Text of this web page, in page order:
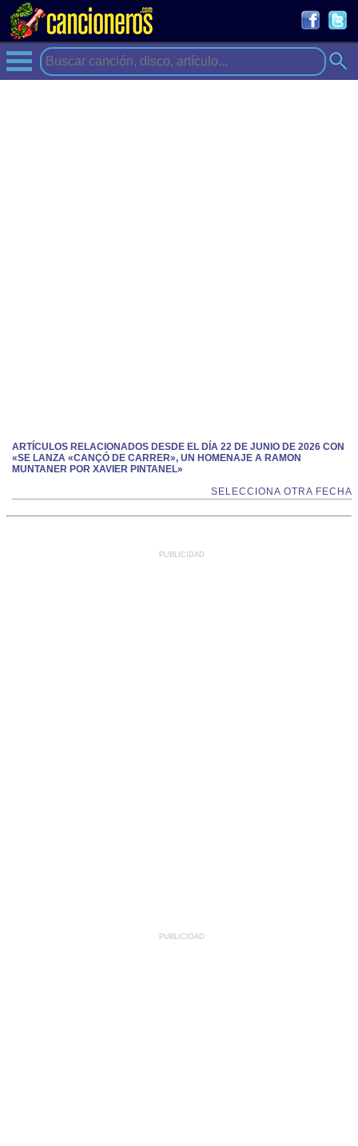
ARTÍCULOS RELACIONADOS DESDE EL DÍA 22 DE JUNIO DE 2026 CON
«SE LANZA «CANÇÓ DE CARRER», UN HOMENAJE A RAMON
MUNTANER POR XAVIER PINTANEL»
SELECCIONA OTRA FECHA
PUBLICIDAD
PUBLICIDAD